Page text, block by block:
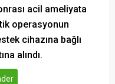
acil ameliyata
operasyonun
cihazına bağlı
alındı.